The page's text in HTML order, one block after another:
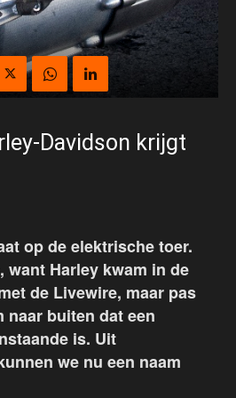
Davidson krijgt
op de elektrische toer.
want Harley kwam in de
de Livewire, maar pas
naar buiten dat een
is. Uit
we nu een naam